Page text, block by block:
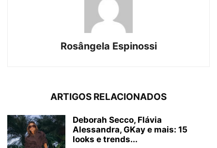
Rosângela Espinossi
ARTIGOS RELACIONADOS
Deborah Secco, Flávia
Alessandra, GKay e mais: 15
looks e trends...